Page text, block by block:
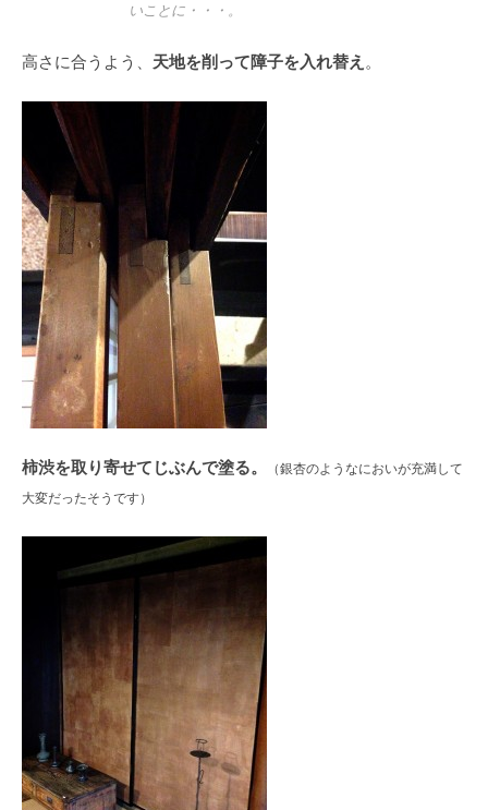
いことに・・・。
高さに合うよう、 天地を削って障子を入れ替え 。
柿渋を取り寄せてじぶんで塗る。
（銀杏のようなにおいが充満して
大変だったそうです）